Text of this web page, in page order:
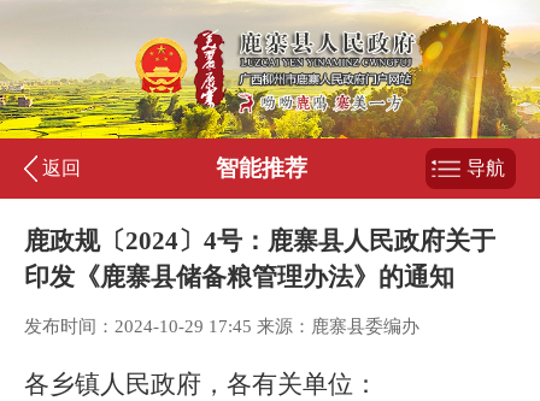
返回 智能推荐 导航
鹿政规〔2024〕4号：鹿寨县人民政府关于
印发《鹿寨县储备粮管理办法》的通知
发布时间：2024-10-29 17:45 来源：鹿寨县委编办
各乡镇人民政府，各有关单位：